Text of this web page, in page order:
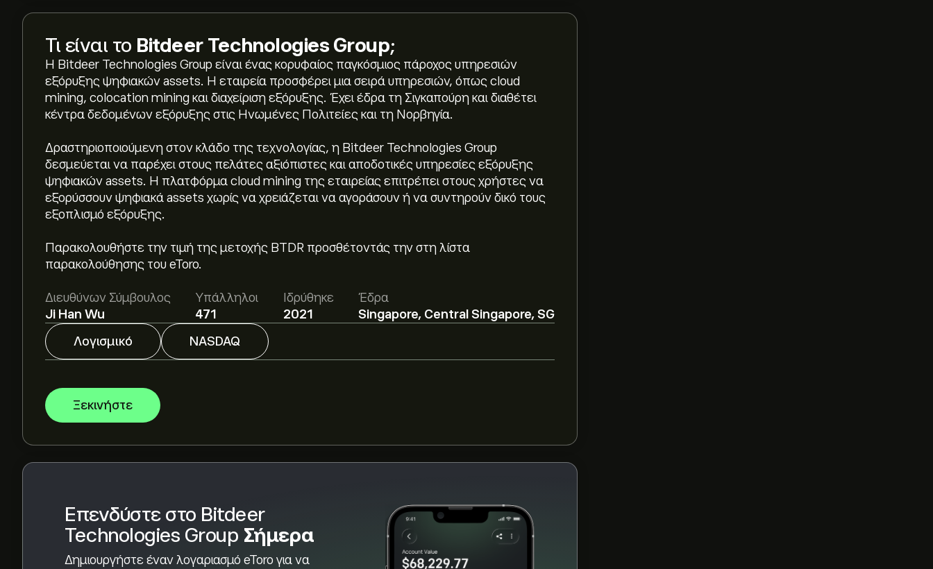
Τι είναι το Bitdeer Technologies Group;
Η Bitdeer Technologies Group είναι ένας κορυφαίος παγκόσμιος πάροχος υπηρεσιών
εξόρυξης ψηφιακών assets. Η εταιρεία προσφέρει μια σειρά υπηρεσιών, όπως cloud
mining, colocation mining και διαχείριση εξόρυξης. Έχει έδρα τη Σιγκαπούρη και διαθέτει
κέντρα δεδομένων εξόρυξης στις Ηνωμένες Πολιτείες και τη Νορβηγία.
Δραστηριοποιούμενη στον κλάδο της τεχνολογίας, η Bitdeer Technologies Group
δεσμεύεται να παρέχει στους πελάτες αξιόπιστες και αποδοτικές υπηρεσίες εξόρυξης
ψηφιακών assets. Η πλατφόρμα cloud mining της εταιρείας επιτρέπει στους χρήστες να
εξορύσσουν ψηφιακά assets χωρίς να χρειάζεται να αγοράσουν ή να συντηρούν δικό τους
εξοπλισμό εξόρυξης.
Παρακολουθήστε την τιμή της μετοχής BTDR προσθέτοντάς την στη λίστα
παρακολούθησης του eToro.
Διευθύνων Σύμβουλος
Ji Han Wu
Υπάλληλοι
471
Ιδρύθηκε
2021
Έδρα
Singapore, Central Singapore, SG
Λογισμικό
NASDAQ
Ξεκινήστε
Επενδύστε στο Bitdeer
Technologies Group Σήμερα
Δημιουργήστε έναν λογαριασμό eToro για να
για αναλυτικές προβλέψεις και τιμές-στόχους από αναλυτές.
Οι αναλυτές προσφέρουν προβλέψεις για το Bitdeer Technologies Group με βάση τις
τάσεις της αγοράς, τις οικονομικές αναφορές και την αναμενόμενη ανάπτυξη. Δείτε την
Η κεφαλαιοποίηση αγοράς του Bitdeer Technologies Group είναι 2.56B‎$‎